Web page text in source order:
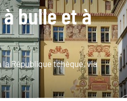
bulle et à
République tchèque, via